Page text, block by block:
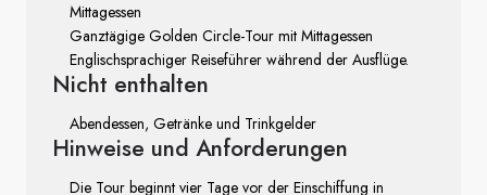
Mittagessen
Ganztägige Golden Circle-Tour mit Mittagessen
Englischsprachiger Reiseführer während der Ausflüge.
Nicht enthalten
Abendessen, Getränke und Trinkgelder
Hinweise und Anforderungen
Die Tour beginnt vier Tage vor der Einschiffung in